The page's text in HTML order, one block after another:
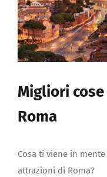
Migliori
Roma
Cosa ti viene in
attrazioni di Roma?